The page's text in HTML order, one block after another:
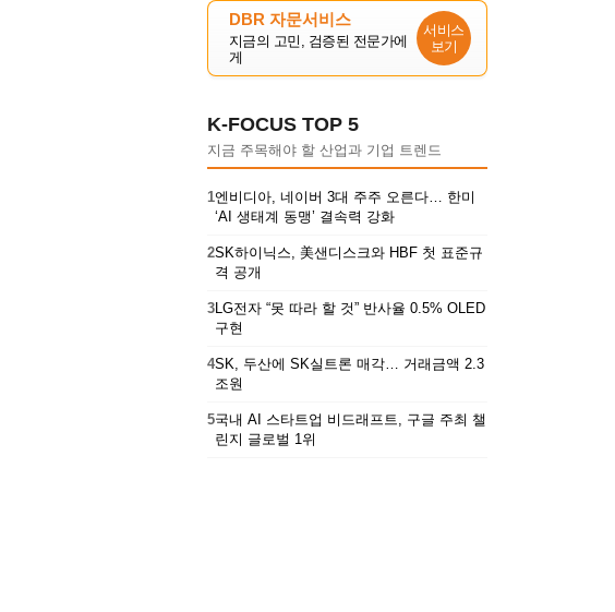
DBR 자문서비스
지금의 고민, 검증된 전문가에
게
서비스
보기
K-FOCUS TOP 5
지금 주목해야 할 산업과 기업 트렌드
1엔비디아, 네이버 3대 주주 오른다… 한미
‘AI 생태계 동맹’ 결속력 강화
2SK하이닉스, 美샌디스크와 HBF 첫 표준규
격 공개
3LG전자 “못 따라 할 것” 반사율 0.5% OLED
구현
4SK, 두산에 SK실트론 매각… 거래금액 2.3
조원
5국내 AI 스타트업 비드래프트, 구글 주최 챌
린지 글로벌 1위